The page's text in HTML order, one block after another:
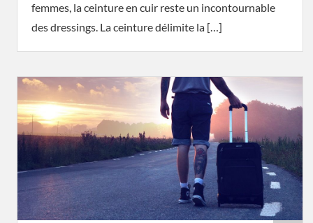
femmes, la ceinture en cuir reste un incontournable
des dressings. La ceinture délimite la […]